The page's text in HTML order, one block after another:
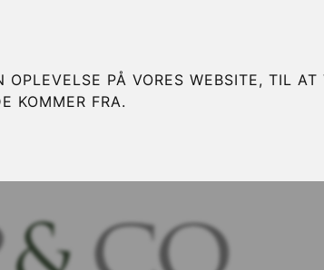
PÅ VORES WEBSITE, TIL AT
KOMMER FRA.